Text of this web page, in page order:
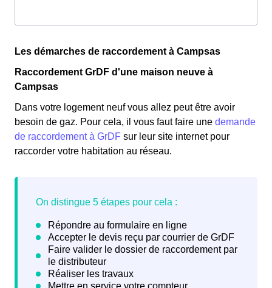
Les démarches de raccordement à Campsas
Raccordement GrDF d'une maison neuve à
Campsas
Dans votre logement neuf vous allez peut être avoir
besoin de gaz. Pour cela, il vous faut faire une demande
de raccordement à GrDF sur leur site internet pour
raccorder votre habitation au réseau.